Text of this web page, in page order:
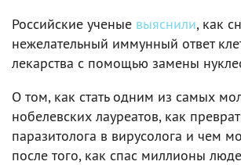
Российские ученые выяснили, как
нежелательный иммунный ответ
лекарства с помощью замены
О том, как стать одним из самых
нобелевских лауреатов, как
паразитолога в вирусолога и чем
после того, как спас миллионы